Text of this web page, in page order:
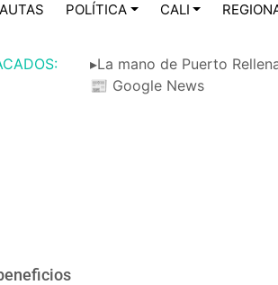
POLÍTICA CALI
▸La mano de Puerto
📰 Google News